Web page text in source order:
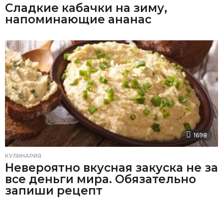
Сладкие кабачки на зиму,
напоминающие ананас
1698
КУЛИНАРИЯ
Невероятно вкусная закуска не за
все деньги мира. Обязательно
запиши рецепт